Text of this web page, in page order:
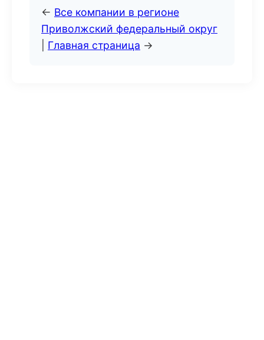
← Все компании в регионе
Приволжский федеральный округ
Главная страница →